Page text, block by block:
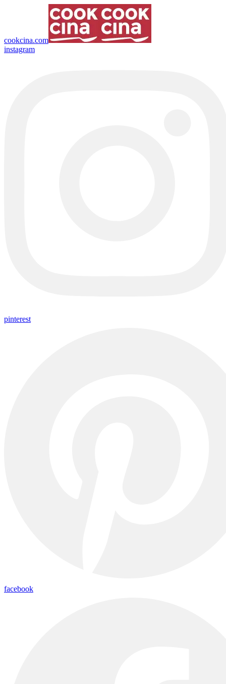
cookcina.com
instagram
pinterest
facebook